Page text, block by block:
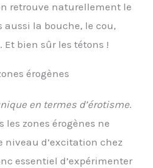
retrouve naturellement le
la bouche, le cou,
Et bien sûr les tétons !
érogènes
en termes d’érotisme.
zones érogènes ne
niveau d’excitation chez
essentiel d’expérimenter